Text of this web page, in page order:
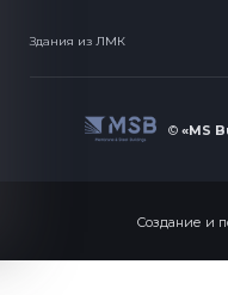
Здания из ЛМК
© «MS
Создание и